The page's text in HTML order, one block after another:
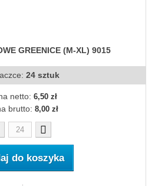
GREENICE (M-XL) 9015
24 sztuk
netto: 6,50 zł
brutto: 8,00 zł
do koszyka